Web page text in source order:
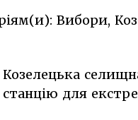
Вибори,
Козелецька
станцію для